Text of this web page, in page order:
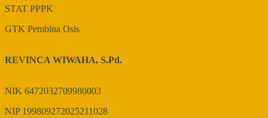
STAT PPPK
GTK Pembina Osis
REVINCA WIWAHA, S.Pd.
NIK 6472032709980003
NIP 199809272025211028